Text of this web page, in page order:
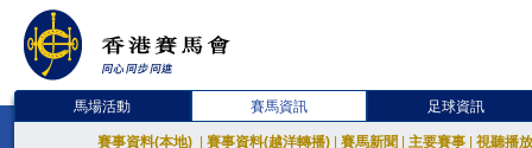
馬場活動 賽馬資訊 足球資訊
賽事資料(本地) 賽事資料(越洋轉播) 賽馬新聞 主要賽事 視聽播